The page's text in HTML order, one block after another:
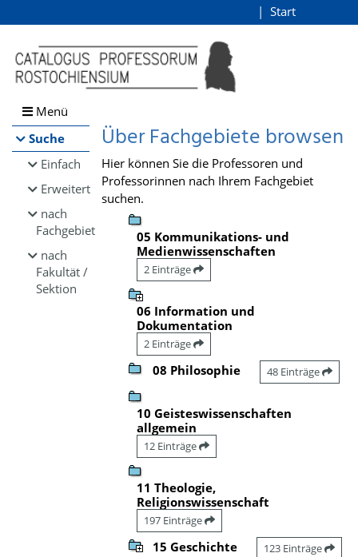
Browsen
direkt zum Inhalt
Start
Menü
Suche
Einfach
Erweitert
nach
Fachgebiet
nach
Fakultät /
Sektion
Über Fachgebiete browsen
Hier können Sie die Professoren und
Professorinnen nach Ihrem Fachgebiet
suchen.
05 Kommunikations- und
Medienwissenschaften
2 Einträge
06 Information und
Dokumentation
2 Einträge
08 Philosophie 48 Einträge
10 Geisteswissenschaften
allgemein
12 Einträge
11 Theologie,
Religionswissenschaft
197 Einträge
15 Geschichte 123 Einträge